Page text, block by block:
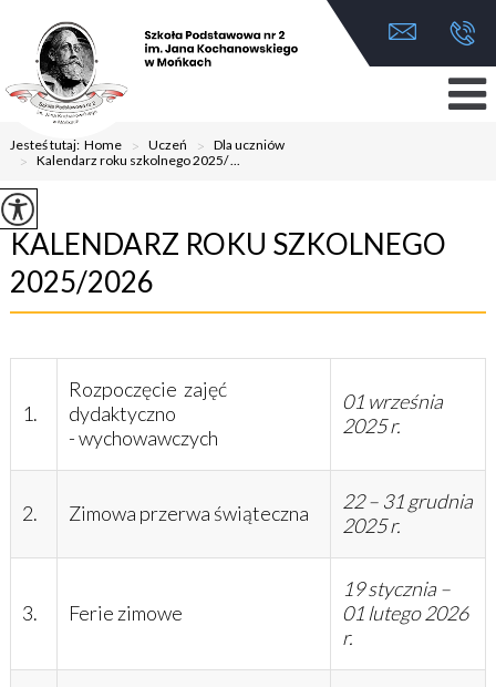
Jesteś tutaj: Home > Uczeń > Dla uczniów
> Kalendarz roku szkolnego 2025/ ...
KALENDARZ ROKU SZKOLNEGO
2025/2026
1.
Rozpoczęcie zajęć
dydaktyczno
- wychowawczych
01 września
2025 r.
2. Zimowa przerwa świąteczna
22 – 31 grudnia
2025 r.
3. Ferie zimowe
19 stycznia –
01 lutego 2026
r.